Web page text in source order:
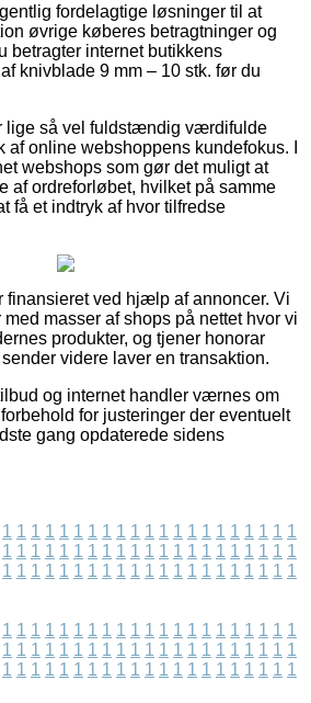
fordelagtige løsninger til at
øvrige køberes betragtninger og
betragter internet butikkens
knivblade 9 mm – 10 stk. før du
lige så vel fuldstændig værdifulde
af online webshoppens kundefokus. I
webshops som gør det muligt at
af ordreforløbet, hvilket på samme
få et indtryk af hvor tilfredse
finansieret ved hjælp af annoncer. Vi
masser af shops på nettet hvor vi
produkter, og tjener honorar
videre laver en transaktion.
og internet handler værnes om
for justeringer der eventuelt
gang opdaterede sidens
1 1 1 1 1 1 1 1 1 1 1 1 1 1 1 1 1 1 1 1 1
1 1 1 1 1 1 1 1 1 1 1 1 1 1 1 1 1 1 1 1 1
1 1 1 1 1 1 1 1 1 1 1 1 1 1 1 1 1 1 1 1 1
1 1 1 1 1 1 1 1 1 1 1 1 1 1 1 1 1 1 1 1 1
1 1 1 1 1 1 1 1 1 1 1 1 1 1 1 1 1 1 1 1 1
1 1 1 1 1 1 1 1 1 1 1 1 1 1 1 1 1 1 1 1 1